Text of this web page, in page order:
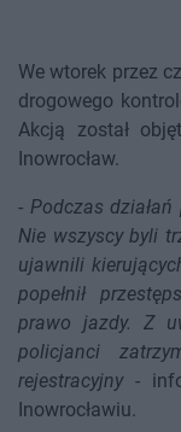
We wtorek przez
drogowego
Akcją został
Inowrocław.
- Podczas
Nie wszyscy byli
ujawnili
popełnił
prawo jazdy. Z
policjanci
rejestracyjny-
Inowrocławiu.